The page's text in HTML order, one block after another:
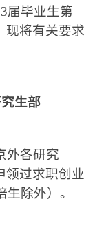
届毕业生第
现将有关要求
生部
外各研究
领过求职创业
除外）。